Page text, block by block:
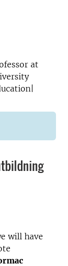
at
will have